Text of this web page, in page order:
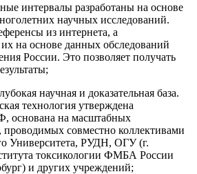
интервалы разработаны на основе
научных исследований.
из интернета, а
на основе данных обследований
России. Это позволяет получать
научная и доказательная база.
технология утверждена
основана на масштабных
проводимых совместно коллективами
Университета, РУДН, ОГУ (г.
токсикологии ФМБА России
и других учреждений;